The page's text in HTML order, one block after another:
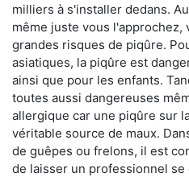
milliers à s'installer dedans.
même juste vous l'approchez,
grandes risques de piqûre.
asiatiques, la piqûre est
ainsi que pour les enfants.
toutes aussi dangereuses
allergique car une piqûre sur
véritable source de maux.
de guêpes ou frelons, il est
de laisser un professionnel